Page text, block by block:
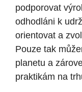
podporovat
odhodláni k
orientovat a
Pouze tak
planetu a
praktikám na